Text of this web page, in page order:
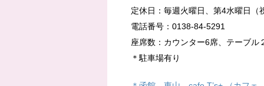
定休日：毎週火曜日、第4水曜日（
電話番号：0138-84‐5291
座席数：カウンター6席、テーブル
＊駐車場有り